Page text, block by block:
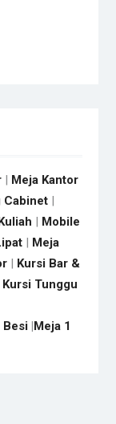
| Meja Kantor
Cabinet|
| Mobile
| Meja
| Kursi Bar &
Kursi Tunggu
Besi|Meja 1